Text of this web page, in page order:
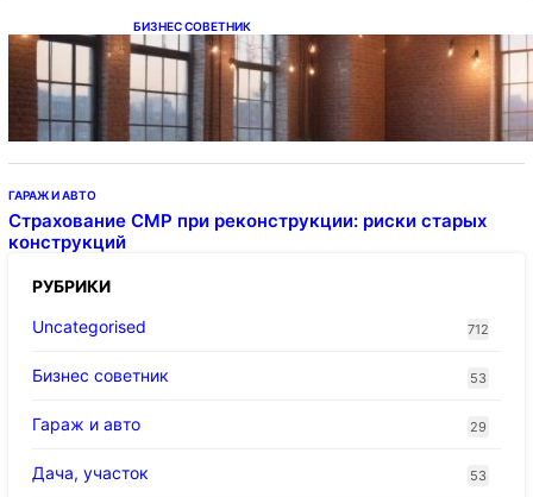
БИЗНЕС СОВЕТНИК
Подвесные светодиодные светильники на
ГАРАЖ И АВТО
Страхование СМР при реконструкции: риски старых
конструкций
РУБРИКИ
Uncategorised
712
Бизнес советник 53
Гараж и авто 29
Дача, участок 53